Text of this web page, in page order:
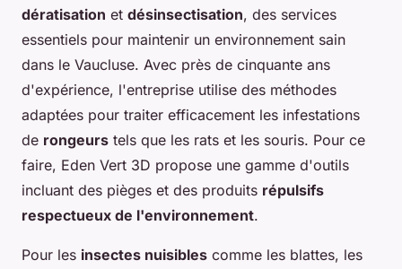
dératisation et désinsectisation, des services
essentiels pour maintenir un environnement sain
dans le Vaucluse. Avec près de cinquante ans
d'expérience, l'entreprise utilise des méthodes
adaptées pour traiter efficacement les infestations
de rongeurs tels que les rats et les souris. Pour ce
faire, Eden Vert 3D propose une gamme d'outils
incluant des pièges et des produits répulsifs
respectueux de l'environnement.
Pour les insectes nuisibles comme les blattes, les